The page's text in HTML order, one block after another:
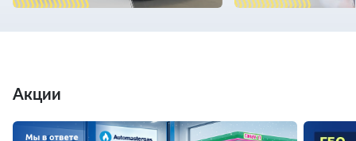
Акции